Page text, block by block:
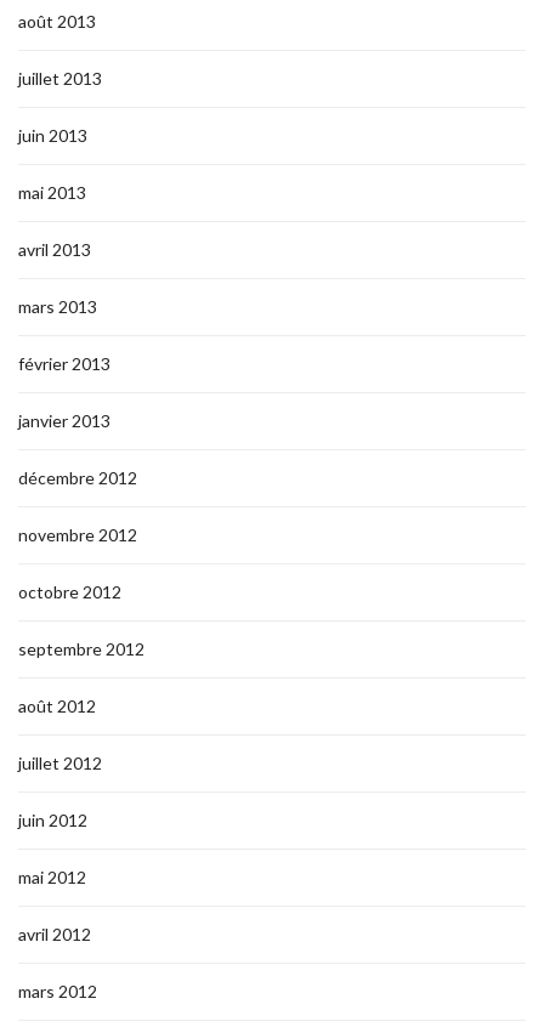
août 2013
juillet 2013
juin 2013
mai 2013
avril 2013
mars 2013
février 2013
janvier 2013
décembre 2012
novembre 2012
octobre 2012
septembre 2012
août 2012
juillet 2012
juin 2012
mai 2012
avril 2012
mars 2012